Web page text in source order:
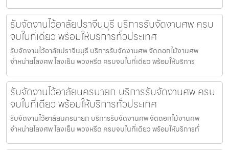
รับจัดงานไว้อาลัยปราจีนบุรี บริการรับจัดงานศพ ครบ
จบในที่เดียว พร้อมให้บริการทั่วประเทศ
รับจัดงานไว้อาลัยปราจีนบุรี บริการรับจัดงานศพ จัดดอกไม้งานศพ
จำหน่ายโลงศพ โลงเย็น พวงหรีด ครบจบในที่เดียว พร้อมให้บริการ
รับจัดงานไว้อาลัยนครนายก บริการรับจัดงานศพ ครบ
จบในที่เดียว พร้อมให้บริการทั่วประเทศ
รับจัดงานไว้อาลัยนครนายก บริการรับจัดงานศพ จัดดอกไม้งานศพ
จำหน่ายโลงศพ โลงเย็น พวงหรีด ครบจบในที่เดียว พร้อมให้บริการทั่